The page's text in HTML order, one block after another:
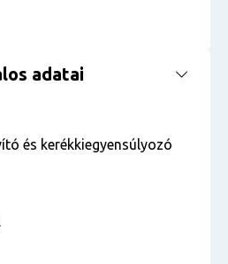
adatai
és kerékkiegyensúlyozó